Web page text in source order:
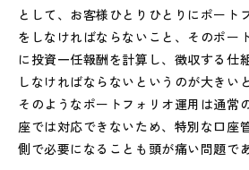
として、お客様ひとりひとりにポート
をしなければならないこと、そのポー
に投資一任報酬を計算し、徴収する仕
しなければならないというのが大きい
そのようなポートフォリオ運用は通常
座では対応できないため、特別な口座
側で必要になることも頭が痛い問題で